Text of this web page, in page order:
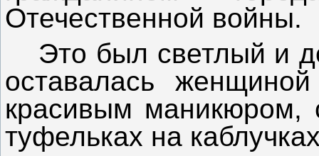
Отечественной войны.
Это был светлый и
оставалась
красивым маникюром,
туфельках на